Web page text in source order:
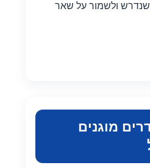
ולשמור על שאר
מוגנים